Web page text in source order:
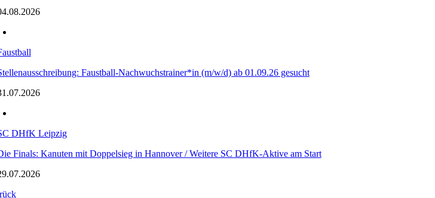
Faustball-Nachwuchstrainer*in (m/w/d) ab 01.09.26 gesucht
DHfK Leipzig
Finals: Kanuten mit Doppelsieg in Hannover / Weitere SC DHfK-Aktive am Start